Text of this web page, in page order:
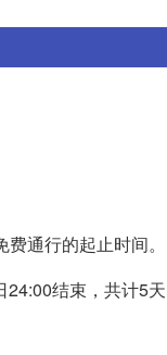
通行的起止时间。
结束，共计5